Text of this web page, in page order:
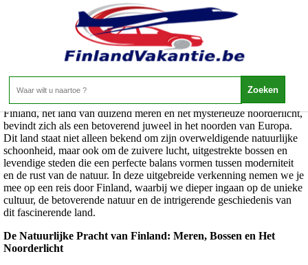
Finland, het land van duizend meren en het mysterieuze noorderlicht,
bevindt zich als een betoverend juweel in het noorden van Europa.
Dit land staat niet alleen bekend om zijn overweldigende natuurlijke
schoonheid, maar ook om de zuivere lucht, uitgestrekte bossen en
levendige steden die een perfecte balans vormen tussen moderniteit
en de rust van de natuur. In deze uitgebreide verkenning nemen we je
mee op een reis door Finland, waarbij we dieper ingaan op de unieke
cultuur, de betoverende natuur en de intrigerende geschiedenis van
dit fascinerende land.
De Natuurlijke Pracht van Finland: Meren, Bossen en Het
Noorderlicht